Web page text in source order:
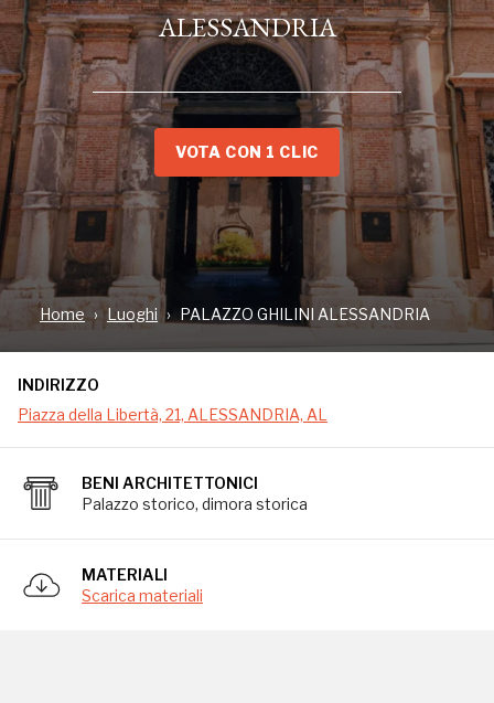
ALESSANDRIA
VOTA CON 1 CLIC
Home Luoghi PALAZZO GHILINI ALESSANDRIA
INDIRIZZO
Piazza della Libertà, 21, ALESSANDRIA, AL
BENI ARCHITETTONICI
Palazzo storico, dimora storica
MATERIALI
Scarica materiali
INDIRIZZO
Piazza della Libertà, 21, ALESSANDRIA, AL
Campagne in corso in questo